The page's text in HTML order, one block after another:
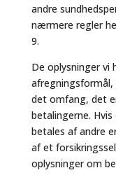
andre
nærmere regler
9.
De oplysninger
afregningsformål,
det omfang, det
betalingerne.
betales af andre
af et
oplysninger om